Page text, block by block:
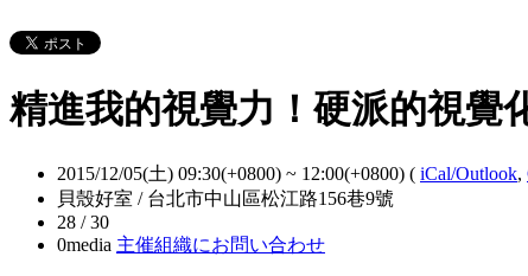
精進我的視覺力！硬派的視覺
2015/12/05(土) 09:30(+0800) ~ 12:00(+0800) ( iCal/Outlook,
貝殼好室 / 台北市中山區松江路156巷9號
28 / 30
0media 主催組織にお問い合わせ